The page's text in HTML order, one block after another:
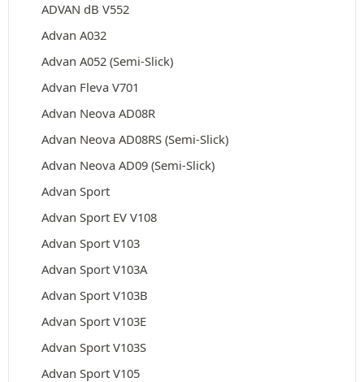
ADVAN dB V552
Advan A032
Advan A052 (Semi-Slick)
Advan Fleva V701
Advan Neova AD08R
Advan Neova AD08RS (Semi-Slick)
Advan Neova AD09 (Semi-Slick)
Advan Sport
Advan Sport EV V108
Advan Sport V103
Advan Sport V103A
Advan Sport V103B
Advan Sport V103E
Advan Sport V103S
Advan Sport V105